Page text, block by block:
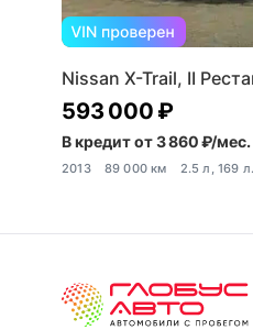
Nissan X-Trail, II
593 000 ₽
В кредит от 3 860 ₽/мес.
2013 89 000 км 2.5 л, 169